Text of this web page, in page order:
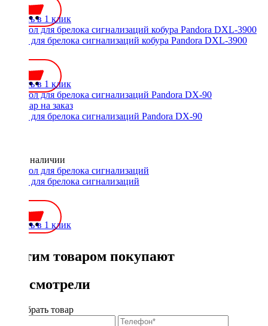
Купить в 1 клик
Чехол для брелока сигнализаций кобура Pandora DXL-3900
Купить в 1 клик
Чехол для брелока сигнализаций Pandora DX-90
Нет в наличии
Чехол для брелока сигнализаций
Купить в 1 клик
С этим товаром покупают
Вы смотрели
Подобрать товар